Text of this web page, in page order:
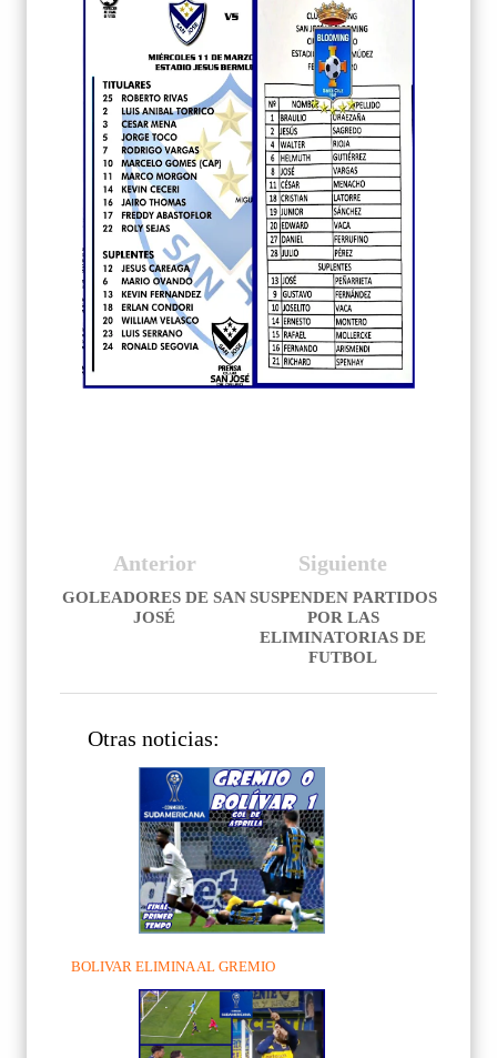
Siguiente
SUSPENDEN PARTIDOS
POR LAS
ELIMINATORIAS DE
FUTBOL
Anterior
GOLEADORES DE SAN
JOSÉ
Otras noticias:
BOLIVAR ELIMINA AL GREMIO